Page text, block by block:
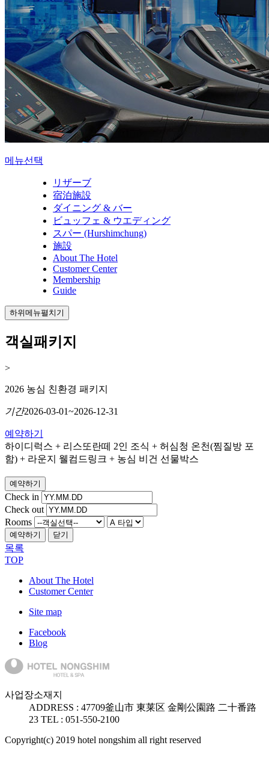
메뉴선택
リザーブ
宿泊施設
ダイニング & バー
ビュッフェ & ウエディング
スパー (Hurshimchung)
施設
About The Hotel
Customer Center
Membership
Guide
하위메뉴펼치기
객실패키지
>
2026 농심 친환경 패키지
기간2026-03-01~2026-12-31
예약하기
하이디럭스 + 리스또란떼 2인 조식 + 허심청 온천(찜질방 포
함) + 라운지 웰컴드링크 + 농심 비건 선물박스
예약하기
Check in
Check out
Rooms
예약하기 닫기
목록
TOP
About The Hotel
Customer Center
Site map
Facebook
Blog
사업장소재지
ADDRESS : 47709釜山市 東莱区 金剛公園路 二十番路
23 TEL : 051-550-2100
Copyright(c) 2019 hotel nongshim all right reserved